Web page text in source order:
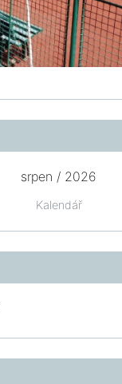
Kalendář
srpen / 2026